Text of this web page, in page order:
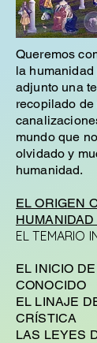
Queremos
la humanidad
adjunto una
recopilado
mundo que
olvidado y
humanidad.
EL ORIGEN
HUMANIDAD
EL TEMARIO
EL INICIO
CONOCIDO
EL LINAJE
CRÍSTICA
LAS LEYES